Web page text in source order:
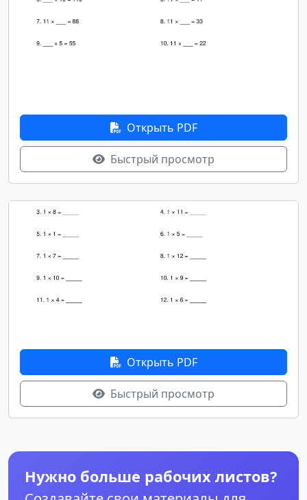
Открыть PDF
Быстрый просмотр
Открыть PDF
Быстрый просмотр
Нужно больше рабочих листов?